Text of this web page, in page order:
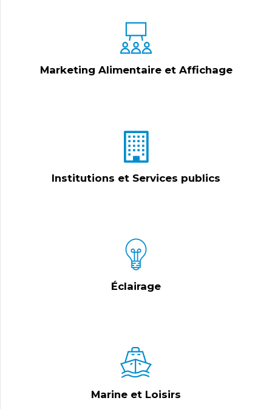
Marketing Alimentaire et Affichage
Institutions et Services publics
Éclairage
Marine et Loisirs